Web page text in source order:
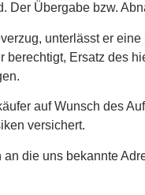
Der Übergabe bzw.
unterlässt er
berechtigt, Ersatz des
auf Wunsch des
versichert.
die uns bekannte